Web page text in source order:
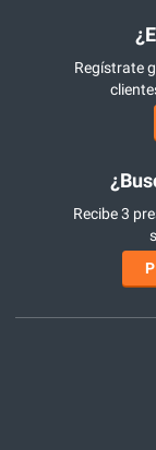
Regístrate
Recibe 3